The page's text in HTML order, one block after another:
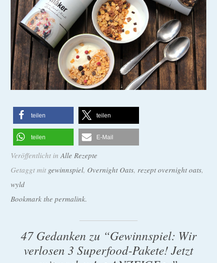
teilen teilen
teilen E-Mail
Veröffentlicht inAlle Rezepte
Getaggt mit gewinnspiel, Overnight Oats, rezept overnight oats,
wyld
Bookmark the permalink.
47 Gedanken zu “Gewinnspiel: Wir
verlosen 3 Superfood-Pakete! Jetzt